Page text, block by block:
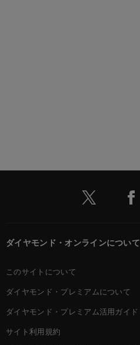
ダイヤモンド・オンラインについて
このサイトについて
ダイヤモンド・プレミアムについて
ダイヤモンド・プレミアム活用ガイド
サイト利用規約